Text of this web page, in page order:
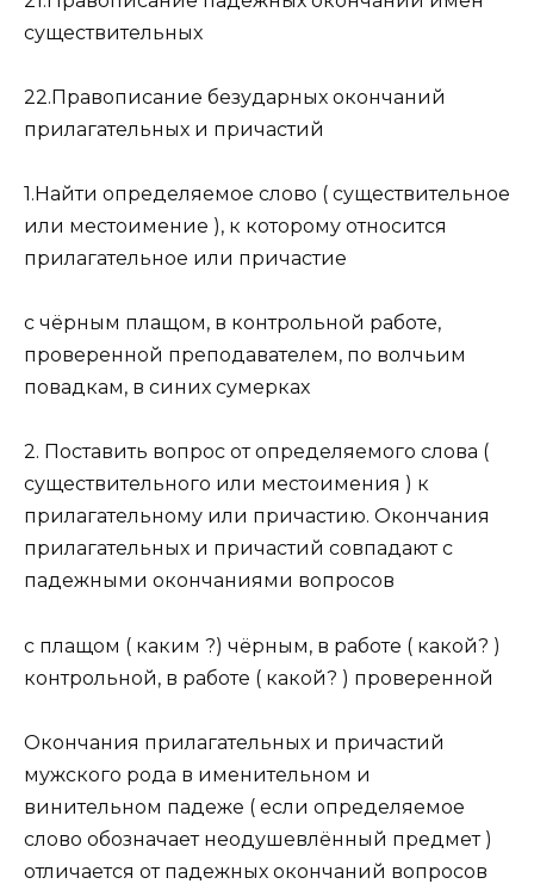
существительных
22.Правописание безударных окончаний
прилагательных и причастий
1.Найти определяемое слово ( существительное
или местоимение ), к которому относится
прилагательное или причастие
с чёрным плащом, в контрольной работе,
проверенной преподавателем, по волчьим
повадкам, в синих сумерках
2. Поставить вопрос от определяемого слова (
существительного или местоимения ) к
прилагательному или причастию. Окончания
прилагательных и причастий совпадают с
падежными окончаниями вопросов
с плащом ( каким ?) чёрным, в работе ( какой? )
контрольной, в работе ( какой? ) проверенной
Окончания прилагательных и причастий
мужского рода в именительном и
винительном падеже ( если определяемое
слово обозначает неодушевлённый предмет )
отличается от падежных окончаний вопросов